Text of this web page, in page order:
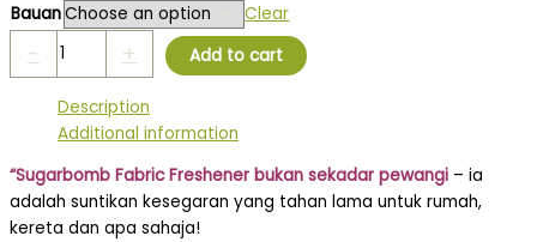
Bauan
Clear
- + Add to cart
Description
Additional information
“Sugarbomb Fabric Freshener bukan sekadar pewangi – ia
adalah suntikan kesegaran yang tahan lama untuk rumah,
kereta dan apa sahaja!